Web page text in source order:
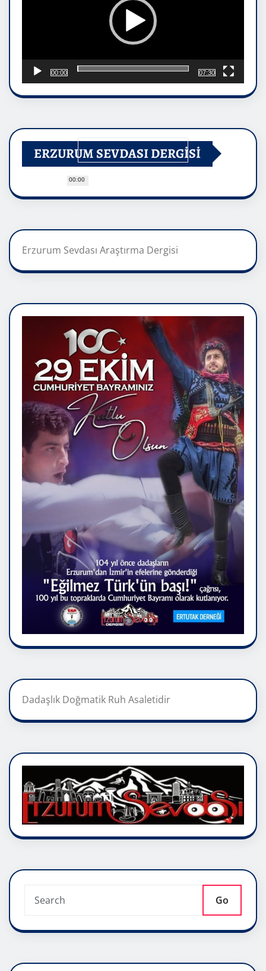
00:00
00:00
07:30
ERZURUM SEVDASI DERGİSİ
Erzurum Sevdası Araştırma Dergisi
Dadaşlık Doğmatik Ruh Asaletidir
Go